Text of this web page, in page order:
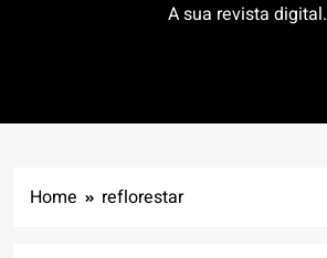
A sua revista digital.
Home reflorestar